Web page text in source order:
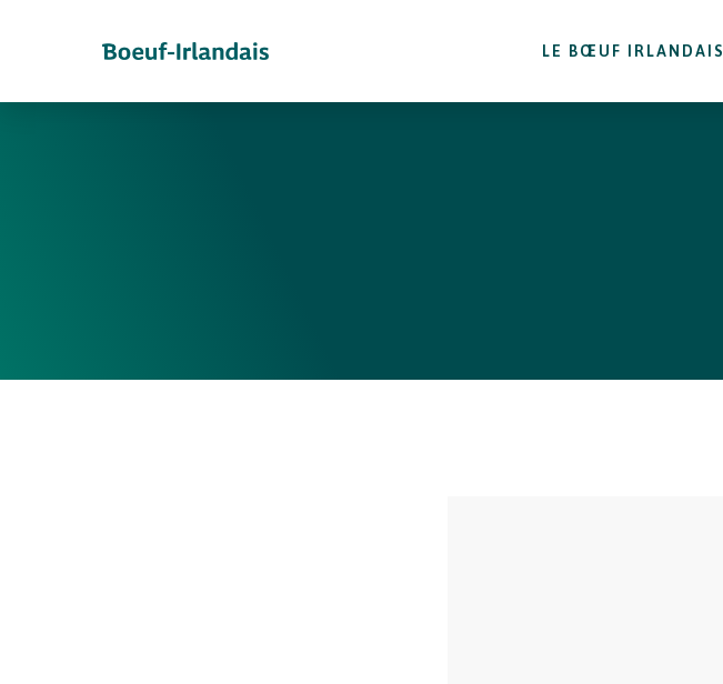
LE BŒUF IRLANDAIS